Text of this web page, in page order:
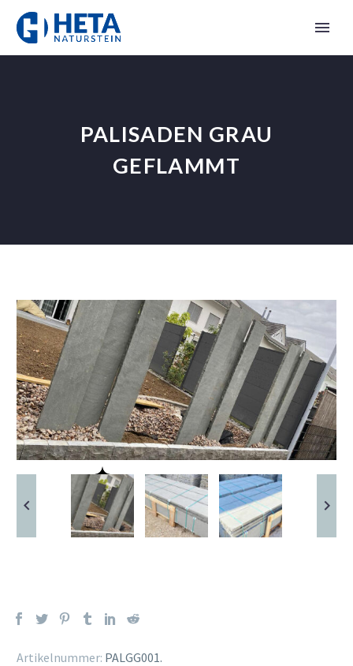
PALISADEN GRAU
GEFLAMMT
Artikelnummer: PALGG001.